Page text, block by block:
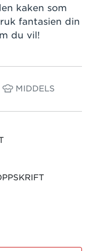
kaken som
fantasien din
du vil!
MIDDELS